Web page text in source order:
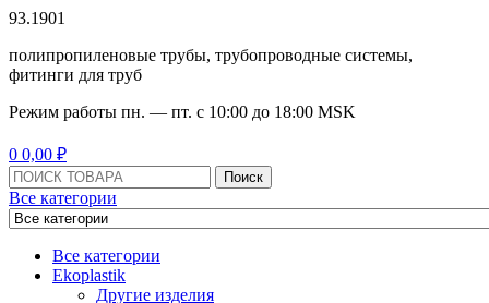
93.1901
полипропиленовые трубы, трубопроводные системы,
фитинги для труб
Режим работы пн. — пт. с 10:00 до 18:00 MSK
0 0,00 ₽
Поиск:
Поиск
Все категории
Все категории
Ekoplastik
Другие изделия